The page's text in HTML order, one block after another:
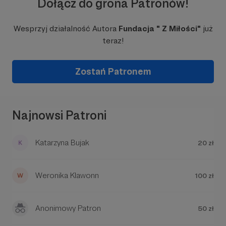
znaleźliśmy lokal. Lokal nadawał się do
łącznie z dachem.
Dołącz do grona Patronów!
Wesprzyj działalność Autora Fundacja " Z Miłości" już
teraz!
Zostań Patronem
Najnowsi Patroni
Katarzyna Bujak 20 zł
Weronika Klawonn 100 zł
Anonimowy Patron 50 zł